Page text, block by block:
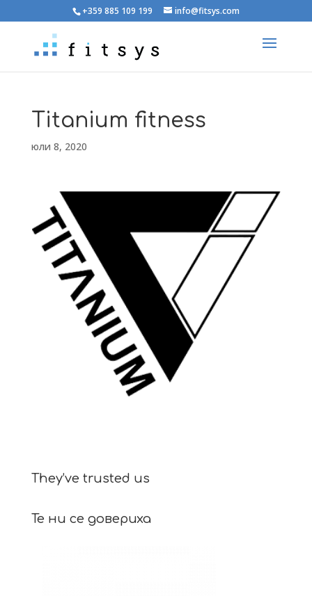
+359 885 109 199 info@fitsys.com
Titanium fitness
юли 8, 2020
They’ve trusted us
Те ни се довериха